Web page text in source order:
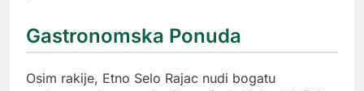
Gastronomska Ponuda
Osim rakije, Etno Selo Rajac nudi bogatu